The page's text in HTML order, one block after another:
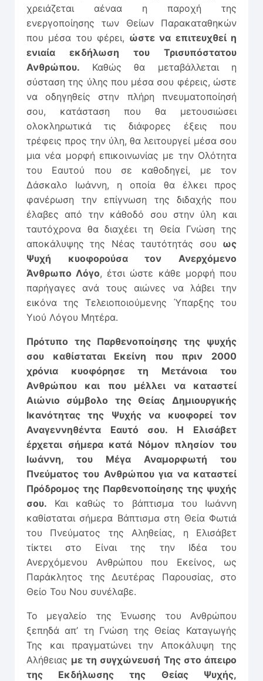
χρειάζεται αέναα η παροχή της
ενεργοποίησης των Θείων Παρακαταθηκών
που μέσα του φέρει, ώστε να επιτευχθεί η
ενιαία εκδήλωση του Τρισυπόστατου
Ανθρώπου. Καθώς θα μεταβάλλεται η
σύσταση της ύλης που μέσα σου φέρεις, ώστε
να οδηγηθείς στην πλήρη πνευματοποίησή
σου, κατάσταση που θα μετουσιώσει
ολοκληρωτικά τις διάφορες έξεις που
τρέφεις προς την ύλη, θα λειτουργεί μέσα σου
μια νέα μορφή επικοινωνίας με την Ολότητα
του Εαυτού που σε καθοδηγεί, με τον
Δάσκαλο Ιωάννη, η οποία θα έλκει προς
φανέρωση την επίγνωση της διδαχής που
έλαβες από την κάθοδό σου στην ύλη και
ταυτόχρονα θα διαχέει τη Θεία Γνώση της
αποκάλυψης της Νέας ταυτότητάς σου ως
Ψυχή κυοφορούσα τον Ανερχόμενο
Άνθρωπο Λόγο, έτσι ώστε κάθε μορφή που
παρήγαγες ανά τους αιώνες να λάβει την
εικόνα της Τελειοποιούμενης Ύπαρξης του
Υιού Λόγου Μητέρα.
Πρότυπο της Παρθενοποίησης της ψυχής
σου καθίσταται Εκείνη που πριν 2000
χρόνια κυοφόρησε τη Μετάνοια του
Ανθρώπου και που μέλλει να καταστεί
Αιώνιο σύμβολο της Θείας Δημιουργικής
Ικανότητας της Ψυχής να κυοφορεί τον
Αναγεννηθέντα Εαυτό σου. Η Ελισάβετ
έρχεται σήμερα κατά Νόμον πλησίον του
Ιωάννη, του Μέγα Αναμορφωτή του
Πνεύματος του Ανθρώπου για να καταστεί
Πρόδρομος της Παρθενο­ποίησης της ψυχής
σου. Και καθώς το βάπτισμα του Ιωάννη
καθίσταται σήμερα Βάπτισμα στη Θεία Φωτιά
του Πνεύματος της Αληθείας, η Ελισάβετ
τίκτει στο Είναι της την Ιδέα του
Ανερχόμενου Ανθρώπου που Εκείνος, ως
Παράκλητος της Δευτέρας Παρουσίας, στο
Θείο Του Νου συνέλαβε.
Το μεγαλείο της Ένωσης του Ανθρώπου
ξεπηδά απ’ τη Γνώση της Θείας Καταγωγής
Της και πραγματώνει την Αποκάλυψη της
Αλήθειας με τη συγχώνευσή Της στο άπειρο
της Εκδήλωσης της Θείας Ψυχής,